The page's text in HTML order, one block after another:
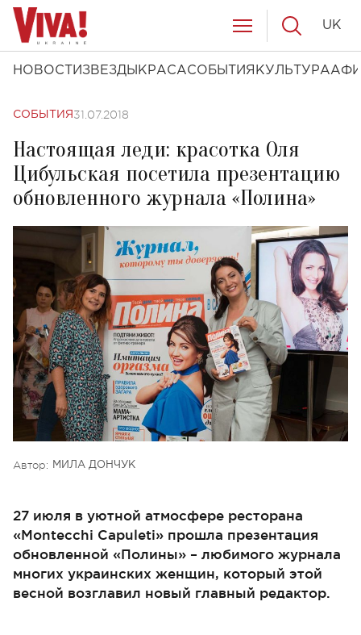
НОВОСТИ ЗВЕЗДЫ КРАСАСОБЫТИЯ КУЛЬТУРА
UK
СОБЫТИЯ 31.07.2018
Настоящая леди: красотка Оля
Цибульская посетила презентацию
обновленного журнала «Полина»
Автор: МИЛА ДОНЧУК
27 июля в уютной атмосфере ресторана
«Montecchi Capuleti» прошла презентация
обновленной «Полины» – любимого журнала
многих украинских женщин, который этой
весной возглавил новый главный редактор.